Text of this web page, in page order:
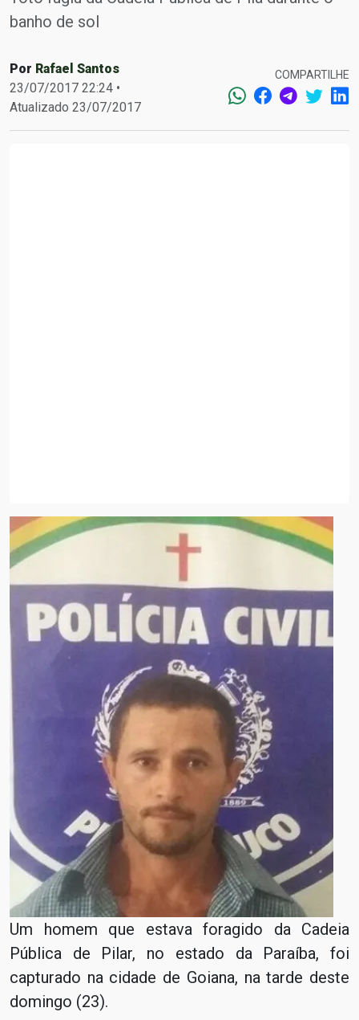
banho de sol
Por Rafael Santos
23/07/2017 22:24 •
Atualizado 23/07/2017
COMPARTILHE
Um homem que estava foragido da Cadeia
Pública de Pilar, no estado da Paraíba, foi
capturado na cidade de Goiana, na tarde deste
domingo (23).